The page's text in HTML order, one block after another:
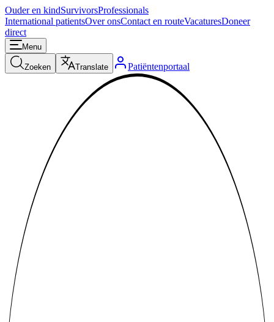
Ouder en kindSurvivorsProfessionals
International patientsOver onsContact en routeVacaturesDoneer
direct
Menu
Zoeken Translate Patiëntenportaal